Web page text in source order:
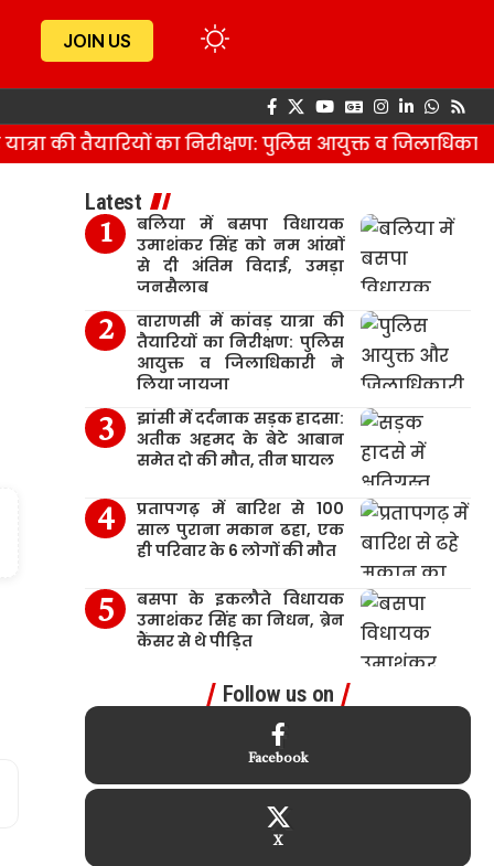
JOIN US
की तैयारियों का निरीक्षण: पुलिस आयुक्त व जिलाधिकारी ने
Latest
बलिया में बसपा विधायक
उमाशंकर सिंह को नम आंखों
से दी अंतिम विदाई, उमड़ा
जनसैलाब
वाराणसी में कांवड़ यात्रा की
तैयारियों का निरीक्षण: पुलिस
आयुक्त व जिलाधिकारी ने
लिया जायजा
झांसी में दर्दनाक सड़क हादसा:
अतीक अहमद के बेटे आबान
समेत दो की मौत, तीन घायल
प्रतापगढ़ में बारिश से 100
साल पुराना मकान ढहा, एक
ही परिवार के 6 लोगों की मौत
बसपा के इकलौते विधायक
उमाशंकर सिंह का निधन, ब्रेन
कैंसर से थे पीड़ित
Follow us on
Facebook
X